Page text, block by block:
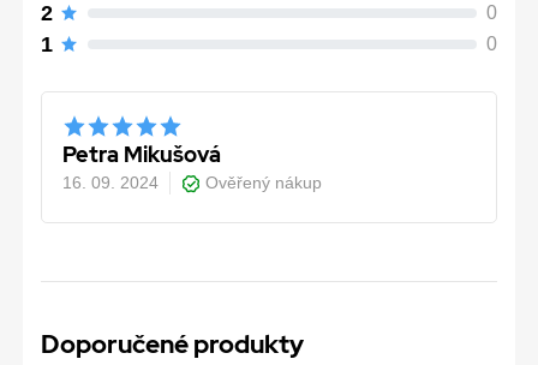
2 0
1 0
Petra Mikušová
16. 09. 2024 Ověřený nákup
Doporučené produkty